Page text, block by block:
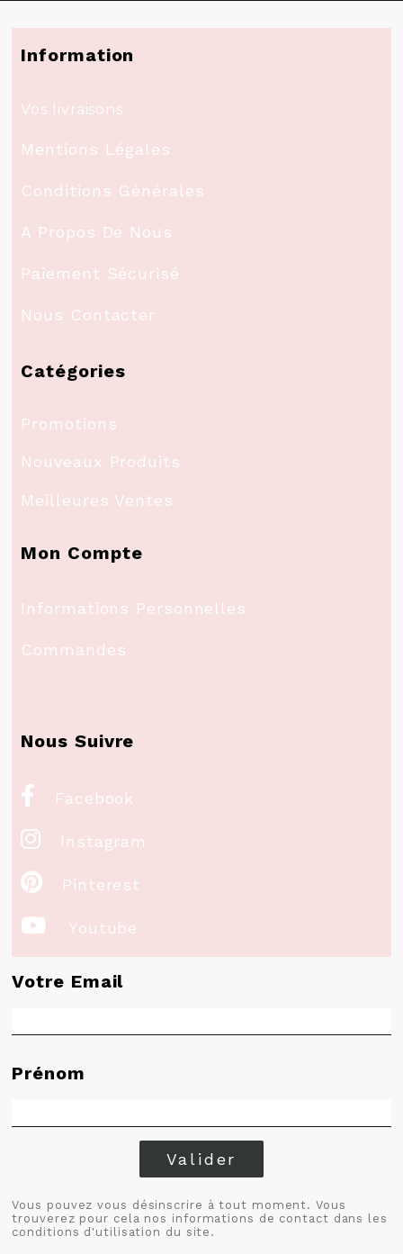
Information
Vos livraisons
Mentions Légales
Conditions Générales
A Propos De Nous
Paiement Sécurisé
Nous Contacter
Catégories
Promotions
Nouveaux Produits
Meilleures Ventes
Mon Compte
Informations Personnelles
Commandes
Nous Suivre
 Facebook
 Instagram
 Pinterest
 Youtube
Votre Email
Prénom
Valider
Vous pouvez vous désinscrire à tout moment. Vous
trouverez pour cela nos informations de contact dans les
conditions d'utilisation du site.